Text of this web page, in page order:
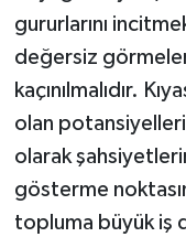
gururlarını
değersiz
kaçınılmalıdır.
olan
olarak
gösterme
topluma büyük iş